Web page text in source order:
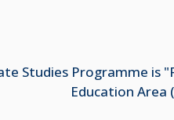
Studies Programme is
Education Area